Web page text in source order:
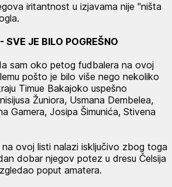
iritantnost u izjavama nije "ništa
JE BILO POGREŠNO
sam oko petog fudbalera na ovoj
pošto je bilo više nego nekoliko
Timue Bakajoko uspešno
Žuniora, Usmana Dembelea,
Gamera, Josipa Šimunića, Stivena
na ovoj listi nalazi isključivo zbog toga
dobar njegov potez u dresu Čelsija
poput amatera.